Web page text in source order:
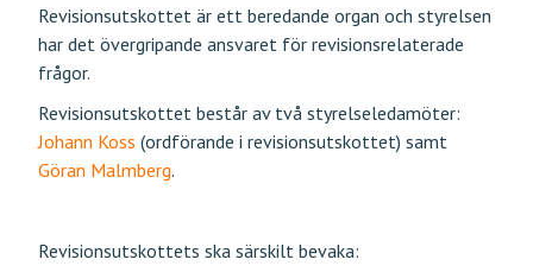
Revisionsutskottet är ett beredande organ och styrelsen
har det övergripande ansvaret för revisionsrelaterade
frågor.
Revisionsutskottet består av två styrelseledamöter:
Johann Koss (ordförande i revisionsutskottet) samt
Göran Malmberg.
Revisionsutskottets ska särskilt bevaka: